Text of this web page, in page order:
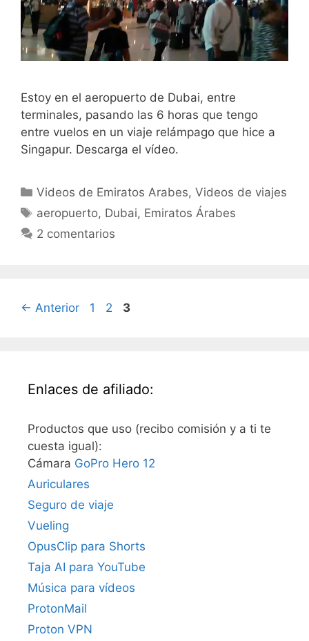
Estoy en el aeropuerto de Dubai, entre
terminales, pasando las 6 horas que tengo
entre vuelos en un viaje relámpago que hice a
Singapur. Descarga el vídeo.
Categorías
Videos de Emiratos Arabes,Videos de viajes
Etiquetas
aeropuerto, Dubai, Emiratos Árabes
2 comentarios
← Anterior Página
1 Página
2 Página
3
Enlaces de afiliado:
Productos que uso (recibo comisión y a ti te
cuesta igual):
Cámara GoPro Hero 12
Auriculares
Seguro de viaje
Vueling
OpusClip para Shorts
Taja AI para YouTube
Música para vídeos
ProtonMail
Proton VPN